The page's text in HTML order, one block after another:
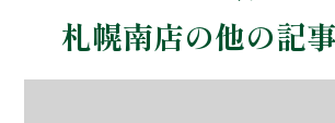
札幌南店の他の記